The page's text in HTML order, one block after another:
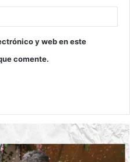
y web en este
comente.